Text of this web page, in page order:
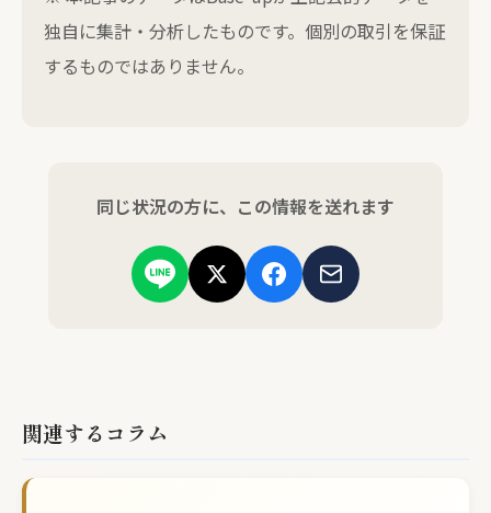
独自に集計・分析したものです。個別の取引を保証
するものではありません。
同じ状況の方に、この情報を送れます
関連するコラム